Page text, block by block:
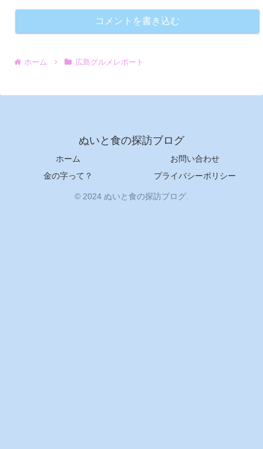
コメントを書き込む
ホーム 広島グルメレポート
ぬいと食の探訪ブログ
ホーム
お問い合わせ
金の字って？
プライバシーポリシー
© 2024 ぬいと食の探訪ブログ.